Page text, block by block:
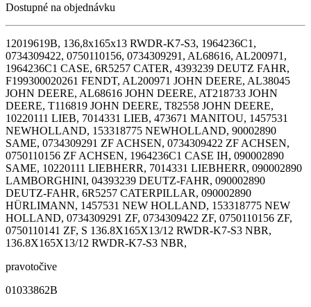
Dostupné na objednávku
12019619B, 136,8x165x13 RWDR-K7-S3, 1964236C1,
0734309422, 0750110156, 0734309291, AL68616, AL200971,
1964236C1 CASE, 6R5257 CATER, 4393239 DEUTZ FAHR,
F199300020261 FENDT, AL200971 JOHN DEERE, AL38045
JOHN DEERE, AL68616 JOHN DEERE, AT218733 JOHN
DEERE, T116819 JOHN DEERE, T82558 JOHN DEERE,
10220111 LIEB, 7014331 LIEB, 473671 MANITOU, 1457531
NEWHOLLAND, 153318775 NEWHOLLAND, 90002890
SAME, 0734309291 ZF ACHSEN, 0734309422 ZF ACHSEN,
0750110156 ZF ACHSEN, 1964236C1 CASE IH, 090002890
SAME, 10220111 LIEBHERR, 7014331 LIEBHERR, 090002890
LAMBORGHINI, 04393239 DEUTZ-FAHR, 090002890
DEUTZ-FAHR, 6R5257 CATERPILLAR, 090002890
HÜRLIMANN, 1457531 NEW HOLLAND, 153318775 NEW
HOLLAND, 0734309291 ZF, 0734309422 ZF, 0750110156 ZF,
0750110141 ZF, S 136.8X165X13/12 RWDR-K7-S3 NBR,
136.8X165X13/12 RWDR-K7-S3 NBR,
pravotočive
01033862B